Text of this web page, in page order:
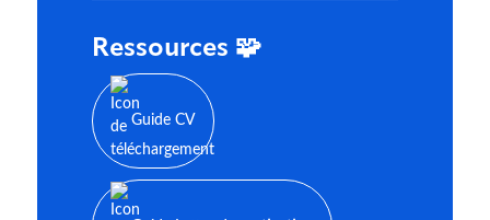
Ressources 🧩
Guide CV